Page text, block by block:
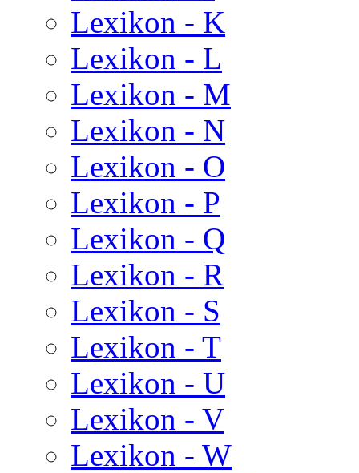
Lexikon - K
Lexikon - L
Lexikon - M
Lexikon - N
Lexikon - O
Lexikon - P
Lexikon - Q
Lexikon - R
Lexikon - S
Lexikon - T
Lexikon - U
Lexikon - V
Lexikon - W